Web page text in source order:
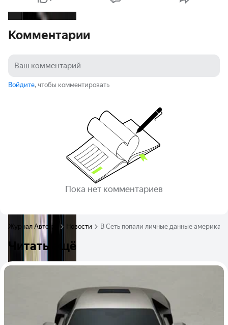
Комментарии
Войдите, чтобы комментировать
Пока нет комментариев
Журнал Авто.ру Новости В Сеть попали личные данные
Читать ещё